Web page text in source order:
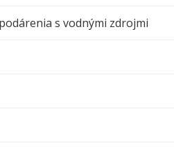
s vodnými zdrojmi